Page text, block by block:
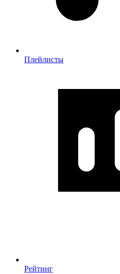
Плейлисты
Рейтинг